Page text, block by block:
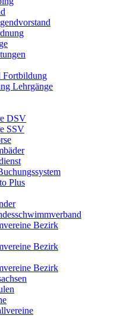
Fortbildung
Lehrgänge
DSV
SSV
Plus
Bezirk
Bezirk
Bezirk